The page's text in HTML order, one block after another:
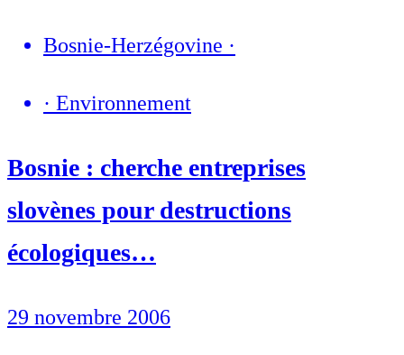
Bosnie-Herzégovine ·
· Environnement
Bosnie : cherche entreprises
slovènes pour destructions
écologiques…
29 novembre 2006